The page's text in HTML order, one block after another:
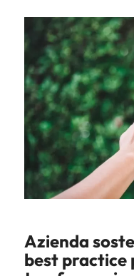
Azienda
best practice